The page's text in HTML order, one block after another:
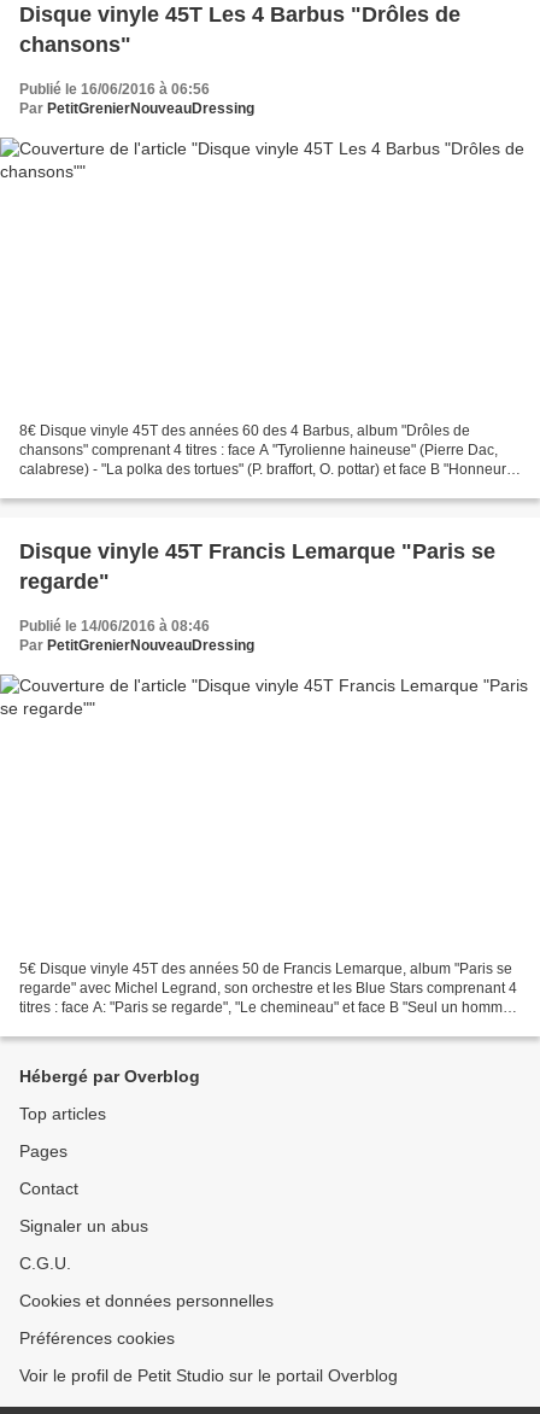
Disque vinyle 45T Les 4 Barbus "Drôles de
chansons"
Publié le 16/06/2016 à 06:56
Par PetitGrenierNouveauDressing
8€ Disque vinyle 45T des années 60 des 4 Barbus, album "Drôles de
chansons" comprenant 4 titres : face A "Tyrolienne haineuse" (Pierre Dac,
calabrese) - "La polka des tortues" (P. braffort, O. pottar) et face B "Honneur
Disque vinyle 45T Francis Lemarque "Paris se
regarde"
Publié le 14/06/2016 à 08:46
Par PetitGrenierNouveauDressing
5€ Disque vinyle 45T des années 50 de Francis Lemarque, album "Paris se
regarde" avec Michel Legrand, son orchestre et les Blue Stars comprenant 4
titres : face A: "Paris se regarde", "Le chemineau" et face B "Seul un homme
Hébergé par Overblog
Top articles
Pages
Contact
Signaler un abus
C.G.U.
Cookies et données personnelles
Préférences cookies
Voir le profil de Petit Studio sur le portail Overblog